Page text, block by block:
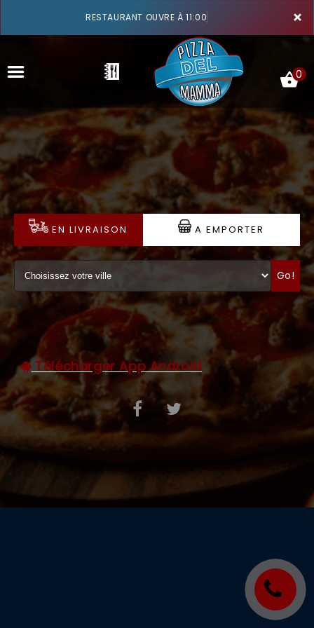
×
RESTAURANT OUVRE À 11:00
ACCUEIL
LA CARTE
VOTRE COMPTE
NOTRE RESTAURANT
VOS AVIS
MENTIONS LÉGALES
C.G.V
0
EN LIVRAISON A EMPORTER
Go!
Télécharger App Android